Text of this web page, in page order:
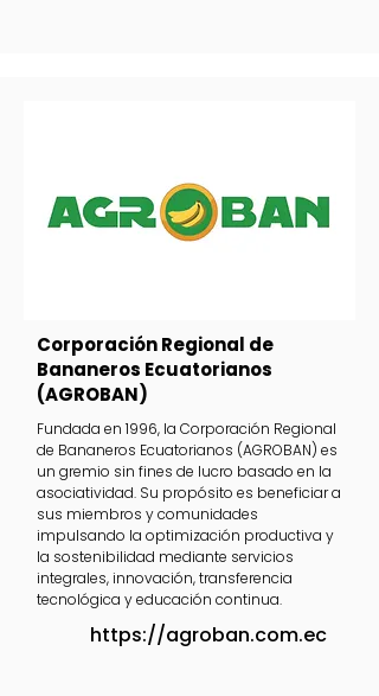
Corporación Regional de
Bananeros Ecuatorianos
(AGROBAN)
Fundada en 1996, la Corporación Regional
de Bananeros Ecuatorianos (AGROBAN) es
un gremio sin fines de lucro basado en la
asociatividad. Su propósito es beneficiar a
sus miembros y comunidades
impulsando la optimización productiva y
la sostenibilidad mediante servicios
integrales, innovación, transferencia
tecnológica y educación continua.
https://agroban.com.ec